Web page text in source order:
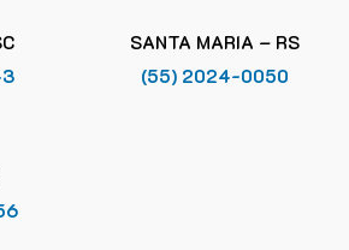
SANTA MARIA – RS
(55) 2024-0050